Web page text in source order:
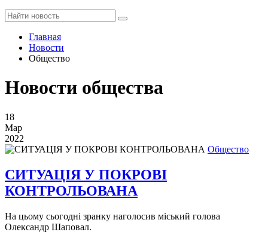
Главная
Новости
Общество
Новости общества
18
Мар
2022
Общество
СИТУАЦІЯ У ПОКРОВІ
КОНТРОЛЬОВАНА
На цьому сьогодні зранку наголосив міський голова
Олександр Шаповал.